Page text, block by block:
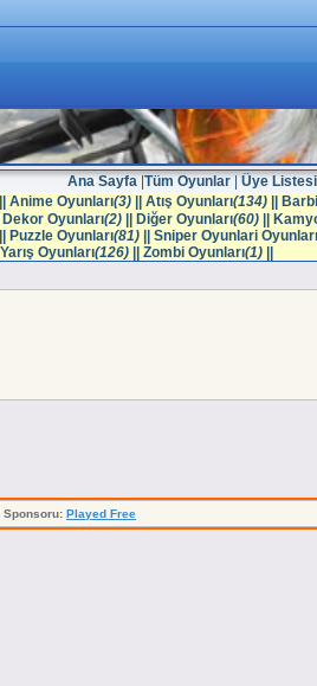
Ana Sayfa Tüm Oyunlar Üye Listesi
Anime Oyunları(3)|| Atış Oyunları(134)||
Dekor Oyunları(2)|| Diğer Oyunları(60)||
Puzzle Oyunları(81) Sniper Oyunlari Oyunları
Yarış Oyunları(126) Zombi Oyunları(1)
Sponsoru: Played Free